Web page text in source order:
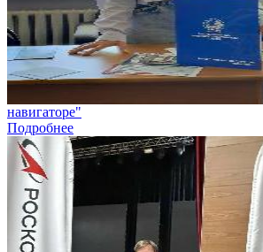
навигаторе"
Подробнее